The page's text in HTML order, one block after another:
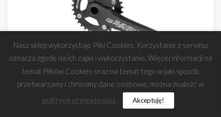
64364
Nasz sklep wykorzystuje Pliki Cookies. Korzystanie z serwisu
oznacza zgodę na ich zapis i wykorzystanie. Więcej informacji na
temat Plików Cookies oraz na temat tego w jaki sposób
przetwarzamy i chronimy dane osobowe, można znaleźć w
polityce prywatności.. Akceptuję!